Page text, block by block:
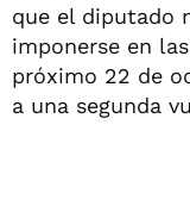
que el diputado
imponerse en
próximo 22 de
a una segunda